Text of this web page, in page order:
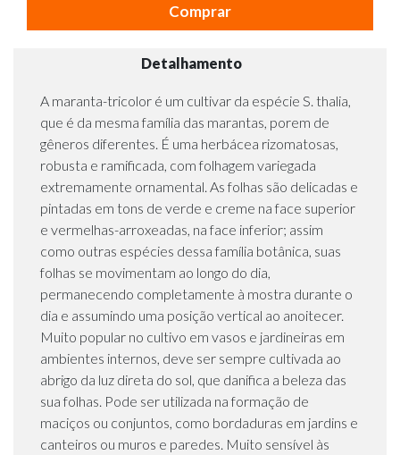
Comprar
Detalhamento
A maranta-tricolor é um cultivar da espécie S. thalia,
que é da mesma família das marantas, porem de
gêneros diferentes. É uma herbácea rizomatosas,
robusta e ramificada, com folhagem variegada
extremamente ornamental. As folhas são delicadas e
pintadas em tons de verde e creme na face superior
e vermelhas-arroxeadas, na face inferior; assim
como outras espécies dessa família botânica, suas
folhas se movimentam ao longo do dia,
permanecendo completamente à mostra durante o
dia e assumindo uma posição vertical ao anoitecer.
Muito popular no cultivo em vasos e jardineiras em
ambientes internos, deve ser sempre cultivada ao
abrigo da luz direta do sol, que danifica a beleza das
sua folhas. Pode ser utilizada na formação de
maciços ou conjuntos, como bordaduras em jardins e
canteiros ou muros e paredes. Muito sensível às